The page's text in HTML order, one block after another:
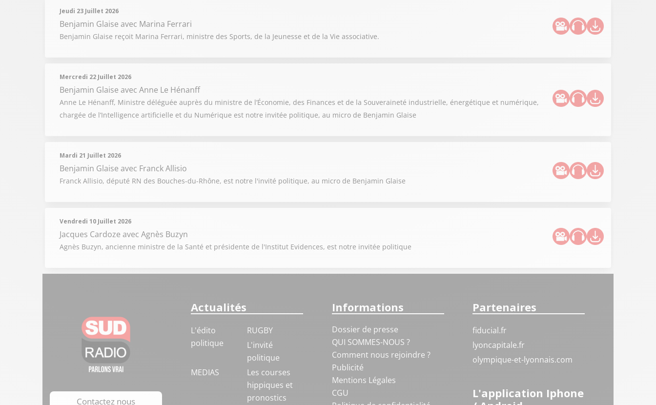
Jeudi 23 Juillet 2026
Benjamin Glaise avec Marina Ferrari
Benjamin Glaise reçoit Marina Ferrari, ministre des Sports, de la Jeunesse et de la Vie associative.
Mercredi 22 Juillet 2026
Benjamin Glaise avec Anne Le Hénanff
Anne Le Hénanff, Ministre déléguée auprès du ministre de l’Économie, des Finances et de la Souveraineté industrielle, énergétique et numérique,
chargée de l’Intelligence artificielle et du Numérique est notre invitée politique, au micro de Benjamin Glaise
Mardi 21 Juillet 2026
Benjamin Glaise avec Franck Allisio
Franck Allisio, député RN des Bouches-du-Rhône, est notre l'invité politique, au micro de Benjamin Glaise
Vendredi 10 Juillet 2026
Jacques Cardoze avec Agnès Buzyn
Agnès Buzyn, ancienne ministre de la Santé et présidente de l'Institut Evidences, est notre invitée politique
Contactez nous
Actualités
L'édito
politique
RUGBY
L'invité
politique
MEDIAS
Les courses
hippiques et
pronostics
Informations
Dossier de presse
QUI SOMMES-NOUS ?
Comment nous rejoindre ?
Publicité
Mentions Légales
CGU
Partenaires
fiducial.fr
lyoncapitale.fr
olympique-et-lyonnais.com
L'application Iphone